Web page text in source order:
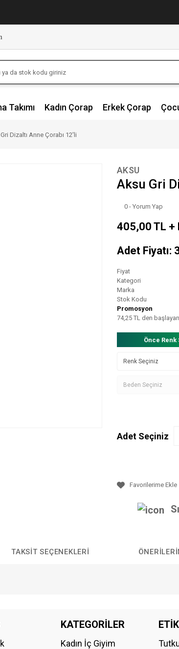
Takımı Kadın Çorap Erkek Çorap
Dizaltı Anne Çorabı 12'li
AKSU
Aksu Gri
0 - Yorum Yap
405,00 TL +
Adet Fiyatı:
Fiyat
Kategori
Marka
Stok Kodu
Promosyon
74,25 TL den
Önce
Adet Seçiniz
TAKSIT SEÇENEKLERI
Bu ürüne ilk yorumu siz yapın!
KATEGORİLER
Kadın İç Giyim